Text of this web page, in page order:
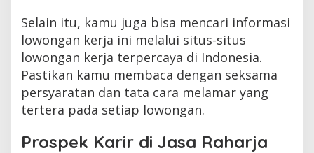
Selain itu, kamu juga bisa mencari informasi
lowongan kerja ini melalui situs-situs
lowongan kerja terpercaya di Indonesia.
Pastikan kamu membaca dengan seksama
persyaratan dan tata cara melamar yang
tertera pada setiap lowongan.
Prospek Karir di Jasa Raharja